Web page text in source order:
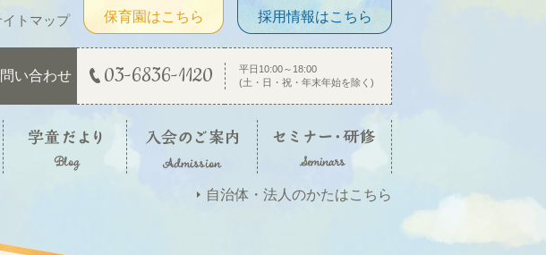
イトマップ 保育園はこちら 採用情報はこちら
い合わせ 03-6836-1120
平日10:00～18:00
(土・日・祝・年末年始を除く)
自治体・法人のかたはこちら